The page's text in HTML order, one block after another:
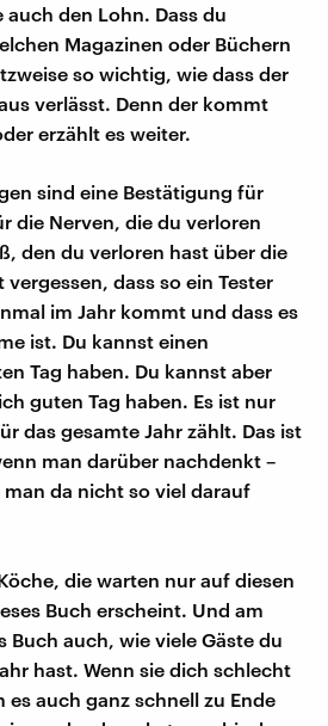
auch den Lohn. Dass du
Magazinen oder Büchern
so wichtig, wie dass der
verlässt. Denn der kommt
erzählt es weiter.
sind eine Bestätigung für
die Nerven, die du verloren
den du verloren hast über die
vergessen, dass so ein Tester
im Jahr kommt und dass es
ist. Du kannst einen
Tag haben. Du kannst aber
guten Tag haben. Es ist nur
das gesamte Jahr zählt. Das ist
man darüber nachdenkt –
da nicht so viel darauf
die warten nur auf diesen
Buch erscheint. Und am
Buch auch, wie viele Gäste du
hast. Wenn sie dich schlecht
auch ganz schnell zu Ende